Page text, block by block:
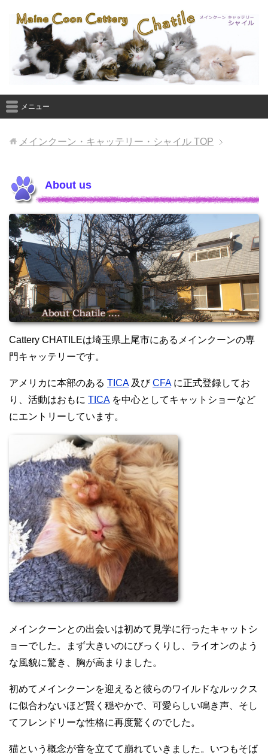
メニュー
メインクーン・キャッテリー・シャイル TOP
About us
Cattery CHATILEは埼玉県上尾市にあるメインクーンの専
門キャッテリーです。
アメリカに本部のある TICA及びCFAに正式登録してお
り、活動はおもに TICAを中心としてキャットショーなど
にエントリーしています。
メインクーンとの出会いは初めて見学に行ったキャットシ
ョーでした。まず大きいのにびっくりし、ライオンのよう
な風貌に驚き、胸が高まりました。
初めてメインクーンを迎えると彼らのワイルドなルックス
に似合わないほど賢く穏やかで、可愛らしい鳴き声、そし
てフレンドリーな性格に再度驚くのでした。
猫という概念が音を立てて崩れていきました。いつもそば